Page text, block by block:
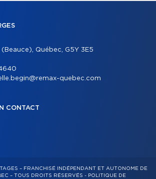
Québec, G5Y 3E5
quebec.com
CONTACT
– FRANCHISÉ INDÉPENDANT ET AUTONOME DE
– TOUS DROITS RÉSERVÉS - POLITIQUE DE